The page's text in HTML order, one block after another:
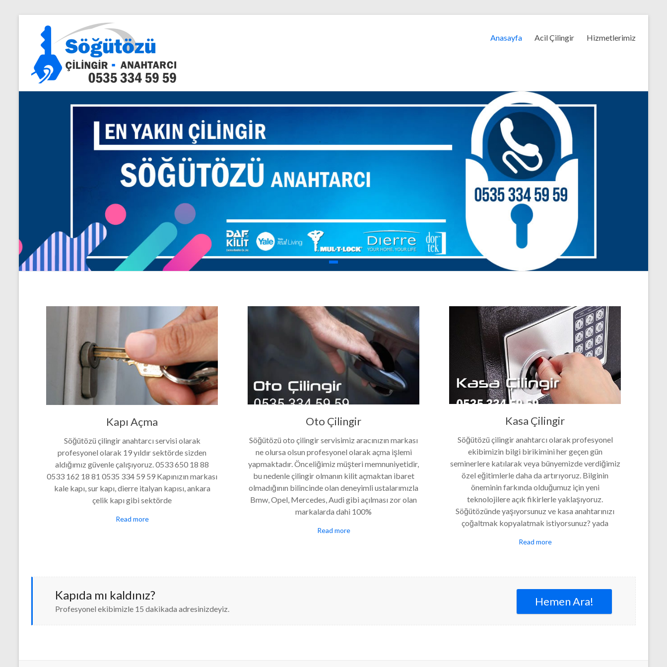
Anasayfa Acil Çilingir Hizmetlerimiz
Kapı Açma
Söğütözü çilingir anahtarcı servisi olarak
profesyonel olarak 19 yıldır sektörde sizden
aldığımız güvenle çalışıyoruz. 0533 650 18 88
0533 162 18 81 0535 334 59 59 Kapınızın markası
kale kapı, sur kapı, dierre italyan kapısı, ankara
çelik kapı gibi sektörde
Read more
Oto Çilingir
Söğütözü oto çilingir servisimiz aracınızın markası
ne olursa olsun profesyonel olarak açma işlemi
yapmaktadır. Önceliğimiz müşteri memnuniyetidir,
bu nedenle çilingir olmanın kilit açmaktan ibaret
olmadığının bilincinde olan deneyimli ustalarımızla
Bmw, Opel, Mercedes, Audi gibi açılması zor olan
markalarda dahi 100%
Read more
Kasa Çilingir
Söğütözü çilingir anahtarcı olarak profesyonel
ekibimizin bilgi birikimini her geçen gün
seminerlere katılarak veya bünyemizde verdiğimiz
özel eğitimlerle daha da artırıyoruz. Bilginin
öneminin farkında olduğumuz için yeni
teknolojilere açık fikirlerle yaklaşıyoruz.
Söğütözünde yaşıyorsunuz ve kasa anahtarınızı
çoğaltmak kopyalatmak istiyorsunuz? yada
Read more
Kapıda mı kaldınız?
Profesyonel ekibimizle 15 dakikada adresinizdeyiz.
Hemen Ara!